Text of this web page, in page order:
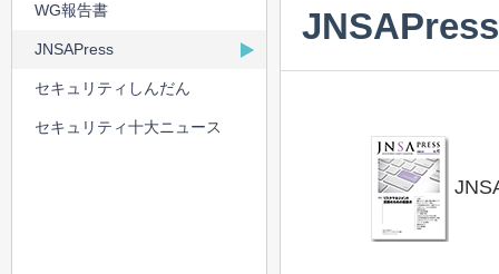
JNSAPress
WG報告書
JNSAPress
セキュリティしんだん
セキュリティ十大ニュース